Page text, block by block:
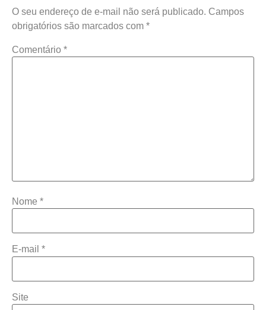
O seu endereço de e-mail não será publicado. Campos
obrigatórios são marcados com *
Comentário *
Nome *
E-mail *
Site